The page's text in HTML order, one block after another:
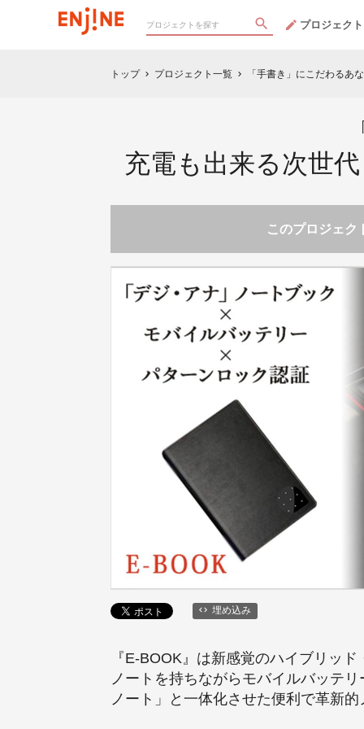
プロジェク
トップ chevron_right プロジェクト一覧 chevron_right 「手書き」にこだわる
充電も出来る次世
このプロジェク
埋め込み
『E-BOOK』は新感覚のハイブリッ
ノートを持ちながらモバイルバッテ
ノート」と一体化させた便利で革新